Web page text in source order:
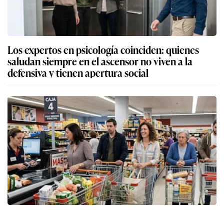
Los expertos en psicología coinciden: quienes
saludan siempre en el ascensor no viven a la
defensiva y tienen apertura social